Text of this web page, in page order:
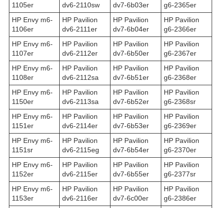
1105er
dv6-2110sw
dv7-6b03er
g6-2365er
HP Envy m6-
1106er
HP Pavilion
dv6-2111er
HP Pavilion
dv7-6b04er
HP Pavilion
g6-2366er
HP Envy m6-
1107er
HP Pavilion
dv6-2112er
HP Pavilion
dv7-6b50er
HP Pavilion
g6-2367er
HP Envy m6-
1108er
HP Pavilion
dv6-2112sa
HP Pavilion
dv7-6b51er
HP Pavilion
g6-2368er
HP Envy m6-
1150er
HP Pavilion
dv6-2113sa
HP Pavilion
dv7-6b52er
HP Pavilion
g6-2368sr
HP Envy m6-
1151er
HP Pavilion
dv6-2114er
HP Pavilion
dv7-6b53er
HP Pavilion
g6-2369er
HP Envy m6-
1151sr
HP Pavilion
dv6-2115eg
HP Pavilion
dv7-6b54er
HP Pavilion
g6-2370er
HP Envy m6-
1152er
HP Pavilion
dv6-2115er
HP Pavilion
dv7-6b55er
HP Pavilion
g6-2377sr
HP Envy m6-
1153er
HP Pavilion
dv6-2116er
HP Pavilion
dv7-6c00er
HP Pavilion
g6-2386er